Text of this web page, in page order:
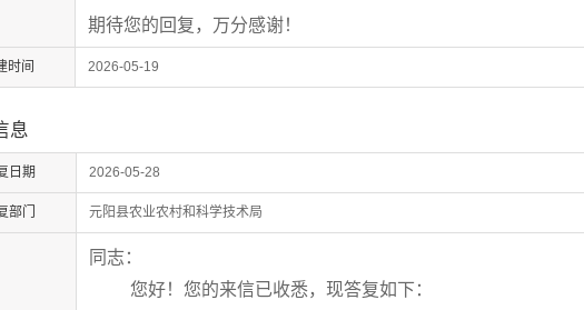
期待您的回复，万分感谢！
时间 2026-05-19
息
日期 2026-05-28
部门 元阳县农业农村和科学技术局
同志：
您好！您的来信已收悉，现答复如下：